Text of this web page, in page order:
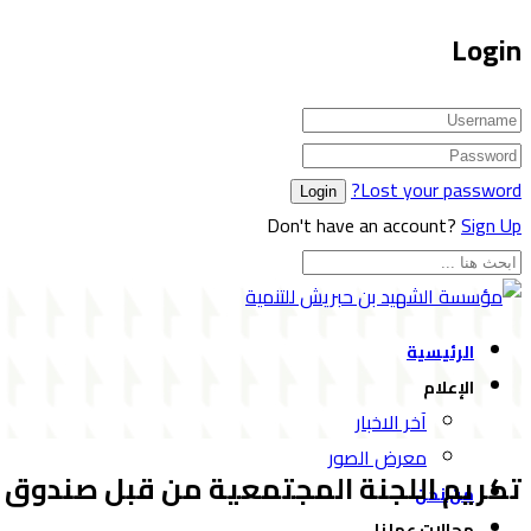
Login
Lost your password?
Don't have an account?Sign Up
الرئيسية
الإعلام
آخر الاخبار
معرض الصور
من نحن
تكريم اللجنة المجتمعية من قبل